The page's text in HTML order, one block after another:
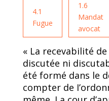
4.1
Fugue
1.6
Mandat
avocat
« La recevabilité de
discutée ni
été formé dans le
compter de